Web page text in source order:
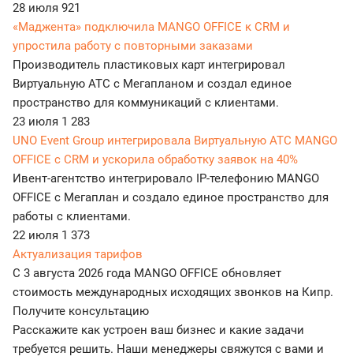
28 июля 921
«Маджента» подключила MANGO OFFICE к CRM и
упростила работу с повторными заказами
Производитель пластиковых карт интегрировал
Виртуальную АТС с Мегапланом и создал единое
пространство для коммуникаций с клиентами.
23 июля 1 283
UNO Event Group интегрировала Виртуальную АТС MANGO
OFFICE с CRM и ускорила обработку заявок на 40%
Ивент-агентство интегрировало IP-телефонию MANGO
OFFICE с Мегаплан и создало единое пространство для
работы с клиентами.
22 июля 1 373
Актуализация тарифов
С 3 августа 2026 года MANGO OFFICE обновляет
стоимость международных исходящих звонков на Кипр.
Получите консультацию
Расскажите как устроен ваш бизнес и какие задачи
требуется решить. Наши менеджеры свяжутся с вами и